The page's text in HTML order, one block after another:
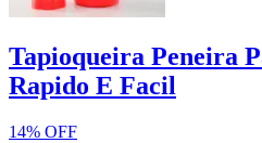
Tapioqueira Peneira
Rapido E Facil
14% OFF